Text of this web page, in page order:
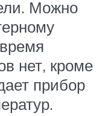
Можно
нет, кроме
прибор